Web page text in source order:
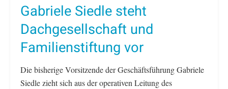
Gabriele Siedle steht
Dachgesellschaft und
Familienstiftung vor
Die bisherige Vorsitzende der Geschäftsführung Gabriele
Siedle zieht sich aus der operativen Leitung des